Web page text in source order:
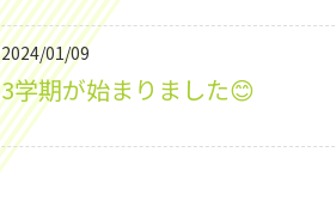
2024/01/09
3学期が始まりました😊